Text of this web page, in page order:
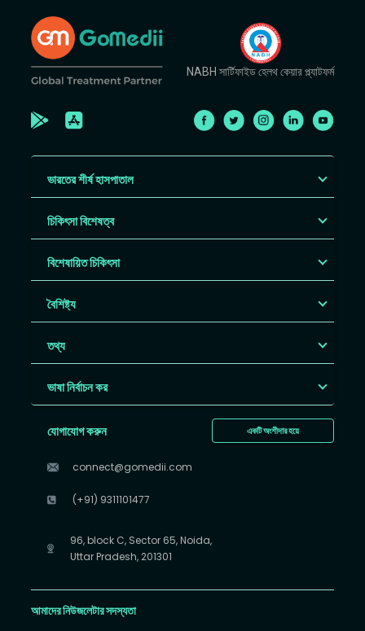
NABH সার্টিফাইড হেলথ কেয়ার প্ল্যাটফর্ম
ভারতের শীর্ষ হাসপাতাল
চিকিৎসা বিশেষত্ব
বিশেষায়িত চিকিৎসা
বৈশিষ্ট্য
তথ্য
ভাষা নির্বাচন কর
একটি অংশীদার হয়ে
যোগাযোগ করুন
connect@gomedii.com
(+91) 9311101477
96, block C, Sector 65, Noida,
Uttar Pradesh, 201301
আমাদের নিউজলেটার সদস্যতা